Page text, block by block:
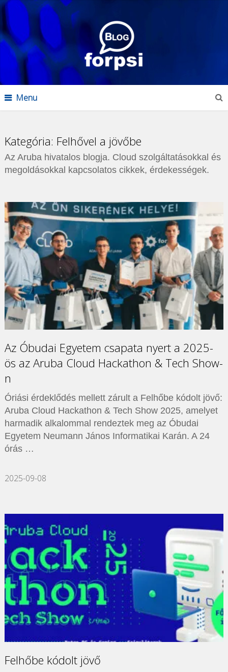
Menu
Kategória: Felhővel a jövőbe
Az Aruba hivatalos blogja. Cloud szolgáltatásokkal és
megoldásokkal kapcsolatos cikkek, érdekességek.
Az Óbudai Egyetem csapata nyert a 2025-
ös az Aruba Cloud Hackathon & Tech Show-
n
Óriási érdeklődés mellett zárult a Felhőbe kódolt jövő:
Aruba Cloud Hackathon & Tech Show 2025, amelyet
harmadik alkalommal rendeztek meg az Óbudai
Egyetem Neumann János Informatikai Karán. A 24
órás …
2025-09-08
Felhőbe kódolt jövő